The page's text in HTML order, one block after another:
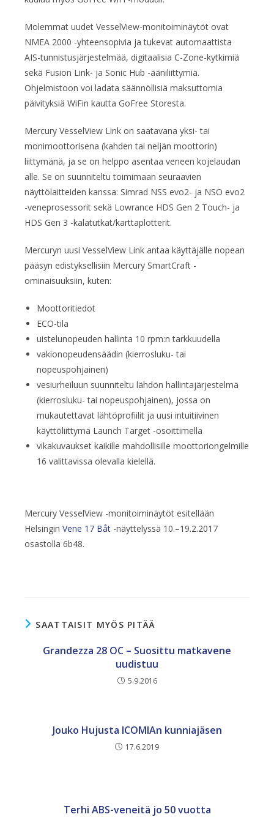
Molemmat uudet VesselView-monitoiminäytöt ovat
NMEA 2000 -yhteensopivia ja tukevat automaattista
AIS-tunnistusjärjestelmää, digitaalisia C-Zone-kytkimiä
sekä Fusion Link- ja Sonic Hub -ääniliittymiä.
Ohjelmistoon voi ladata säännöllisiä maksuttomia
päivityksiä WiFin kautta GoFree Storesta.
Mercury VesselView Link on saatavana yksi- tai
monimoottorisena (kahden tai neljän moottorin)
liittymänä, ja se on helppo asentaa veneen kojelaudan
alle. Se on suunniteltu toimimaan seuraavien
näyttölaitteiden kanssa: Simrad NSS evo2- ja NSO evo2
-veneprosessorit sekä Lowrance HDS Gen 2 Touch- ja
HDS Gen 3 -kalatutkat/karttaplotterit.
Mercuryn uusi VesselView Link antaa käyttäjälle nopean
pääsyn edistyksellisiin Mercury SmartCraft -
ominaisuuksiin, kuten:
Moottoritiedot
ECO-tila
uistelunopeuden hallinta 10 rpm:n tarkkuudella
vakionopeudensäädin (kierrosluku- tai
nopeuspohjainen)
vesiurheiluun suunniteltu lähdön hallintajärjestelmä
(kierrosluku- tai nopeuspohjainen), jossa on
mukautettavat lähtöprofiilit ja uusi intuitiivinen
käyttöliittymä Launch Target -osoittimella
vikakuvaukset kaikille mahdollisille moottoriongelmille
16 valittavissa olevalla kielellä.
Mercury VesselView -monitoiminäytöt esitellään
Helsingin Vene 17 Båt -näyttelyssä 10.–19.2.2017
osastolla 6b48.
SAATTAISIT MYÖS PITÄÄ
Grandezza 28 OC – Suosittu matkavene
uudistuu
5.9.2016
Jouko Hujusta ICOMIAn kunniajäsen
17.6.2019
Terhi ABS-veneitä jo 50 vuotta